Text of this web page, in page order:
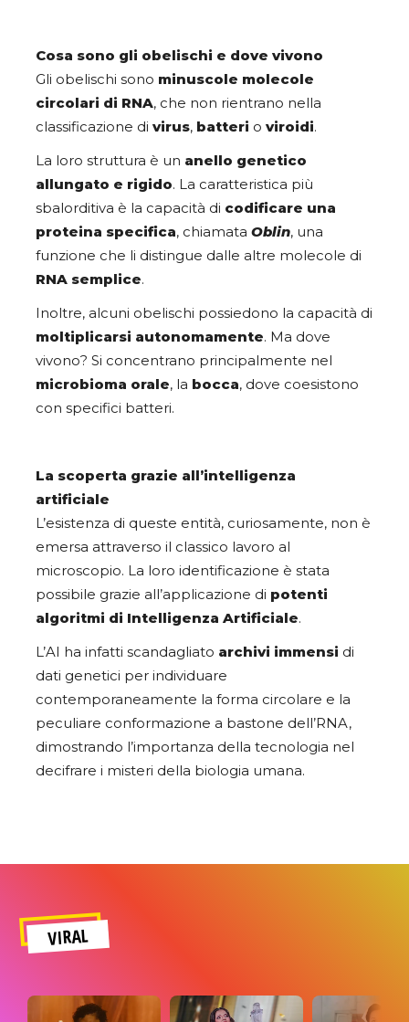
Cosa sono gli obelischi e dove vivono
Gli obelischi sono minuscole molecole
circolari di RNA, che non rientrano nella
classificazione di virus, batteri o viroidi.
La loro struttura è un anello genetico
allungato e rigido. La caratteristica più
sbalorditiva è la capacità di codificare una
proteina specifica, chiamata Oblin, una
funzione che li distingue dalle altre molecole di
RNA semplice.
Inoltre, alcuni obelischi possiedono la capacità di
moltiplicarsi autonomamente. Ma dove
vivono? Si concentrano principalmente nel
microbioma orale, la bocca, dove coesistono
con specifici batteri.
La scoperta grazie all’intelligenza
artificiale
L’esistenza di queste entità, curiosamente, non è
emersa attraverso il classico lavoro al
microscopio. La loro identificazione è stata
possibile grazie all’applicazione di potenti
algoritmi di Intelligenza Artificiale.
L’AI ha infatti scandagliato archivi immensi di
dati genetici per individuare
contemporaneamente la forma circolare e la
peculiare conformazione a bastone dell’RNA,
dimostrando l’importanza della tecnologia nel
decifrare i misteri della biologia umana.
VIRAL